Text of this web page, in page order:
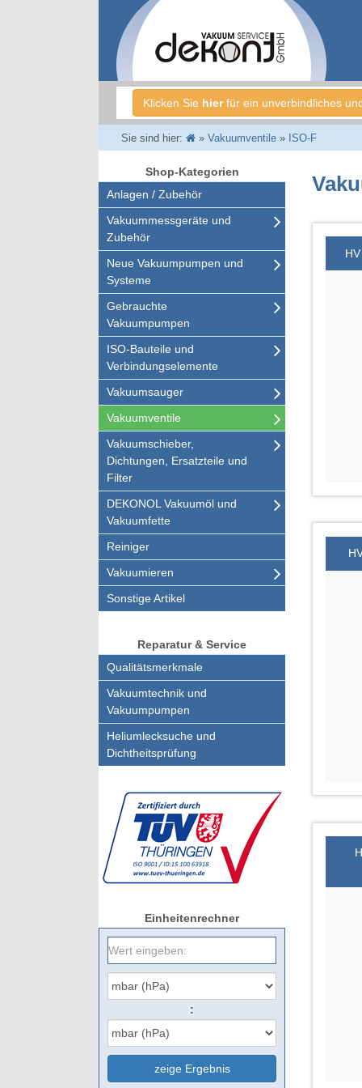
Klicken Sie hierfür ein unverbindliches
Sie sind hier: » Vakuumventile» ISO-F
Shop-Kategorien
Anlagen / Zubehör
Vakuummessgeräte und
Zubehör
Neue Vakuumpumpen und
Systeme
Gebrauchte
Vakuumpumpen
ISO-Bauteile und
Verbindungselemente
Vakuumsauger
Vakuumventile
Vakuumschieber,
Dichtungen, Ersatzteile und
Filter
DEKONOL Vakuumöl und
Vakuumfette
Reiniger
Vakuumieren
Sonstige Artikel
Reparatur & Service
Qualitätsmerkmale
Vakuumtechnik und
Vakuumpumpen
Heliumlecksuche und
Dichtheitsprüfung
Einheitenrechner
:
zeige Ergebnis